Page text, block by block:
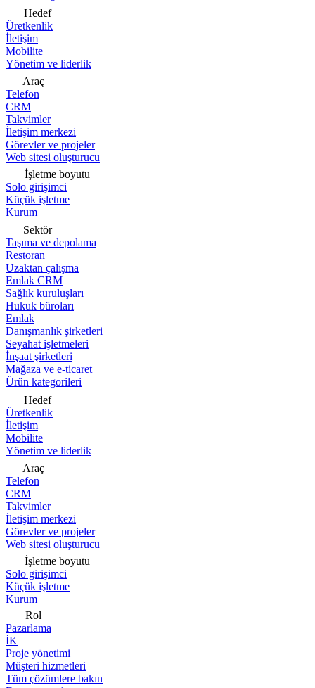
Hedef
Üretkenlik
İletişim
Mobilite
Yönetim ve liderlik
Araç
Telefon
CRM
Takvimler
İletişim merkezi
Görevler ve projeler
Web sitesi oluşturucu
İşletme boyutu
Solo girişimci
Küçük işletme
Kurum
Sektör
Taşıma ve depolama
Restoran
Uzaktan çalışma
Emlak CRM
Sağlık kuruluşları
Hukuk büroları
Emlak
Danışmanlık şirketleri
Seyahat işletmeleri
İnşaat şirketleri
Mağaza ve e-ticaret
Ürün kategorileri
Hedef
Üretkenlik
İletişim
Mobilite
Yönetim ve liderlik
Araç
Telefon
CRM
Takvimler
İletişim merkezi
Görevler ve projeler
Web sitesi oluşturucu
İşletme boyutu
Solo girişimci
Küçük işletme
Kurum
Rol
Pazarlama
İK
Proje yönetimi
Müşteri hizmetleri
Tüm çözümlere bakın